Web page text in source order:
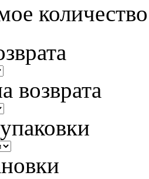
количество
возврата